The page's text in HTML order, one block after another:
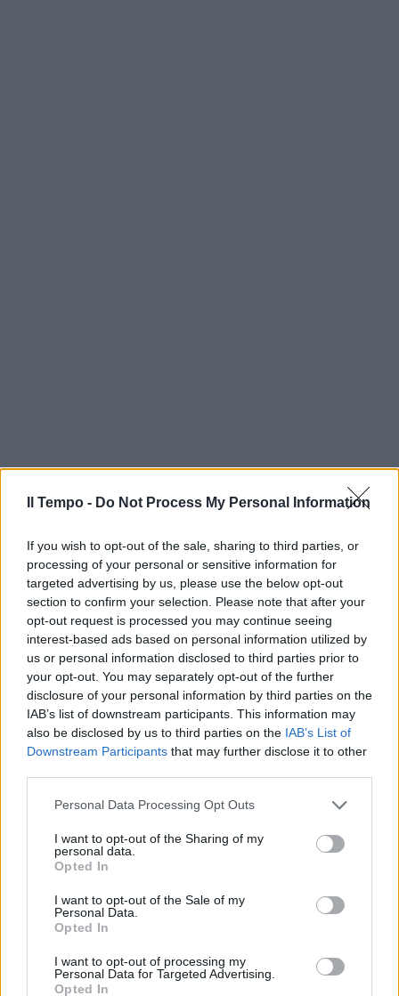
Il Tempo - Do Not Process My Personal Information
If you wish to opt-out of the sale, sharing to third parties, or
processing of your personal or sensitive information for
targeted advertising by us, please use the below opt-out
section to confirm your selection. Please note that after your
opt-out request is processed you may continue seeing
interest-based ads based on personal information utilized by
us or personal information disclosed to third parties prior to
your opt-out. You may separately opt-out of the further
disclosure of your personal information by third parties on the
IAB’s list of downstream participants. This information may
also be disclosed by us to third parties on the IAB’s List of
Downstream Participants that may further disclose it to other
Personal Data Processing Opt Outs
I want to opt-out of the Sharing of my
personal data.
Opted In
I want to opt-out of the Sale of my
Personal Data.
Opted In
I want to opt-out of processing my
Personal Data for Targeted Advertising.
Opted In